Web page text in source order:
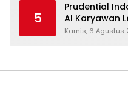
5
Prudential
AI Karyawan
Kamis, 6 Agustus